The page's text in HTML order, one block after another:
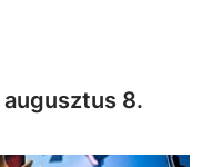
augusztus 8.